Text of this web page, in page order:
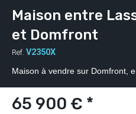
Maison entre
et Domfront
Ref. V2350X
Maison à vendre sur Domfront,
65 900 € *